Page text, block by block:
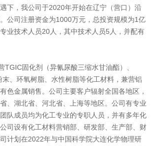
下，我公司于2020年开始在辽宁（营口）沿
公司注册资金为1000万元，总投资规模为1亿
业技术人员20人，其中技术人员5人，并配有
固化剂（异氰尿酸三缩水甘油酯）、
、环氧树脂、水性树脂等化工材料，兼营铝
色金属销售。公司主要客户辐射全国各地区，
、湖北省、河北省、上海等地区。公司有专业
队成员均为化工专业的专职人员，并有多年化
司设有化工材料营销部、研发部、生产部、财
计划在2022年与中国科学院大连化学物理研